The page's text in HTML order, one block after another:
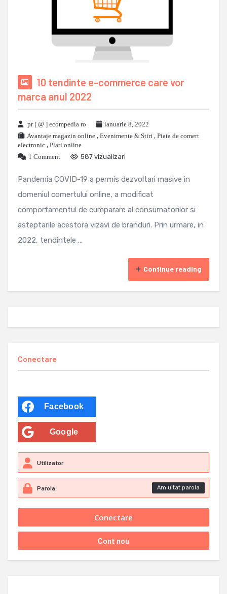
10 tendinte e-commerce care vor
marca anul 2022
pr [ @ ] ecompedia ro
ianuarie 8, 2022
Avantaje magazin online , Evenimente & Stiri , Piata de comert
electronic , Plati online
1 Comment
587 vizualizari
Pandemia COVID-19 a permis dezvoltari masive in
domeniul comertului online, a modificat
comportamentul de cumparare al consumatorilor si
asteptarile acestora vizavi de branduri. Prin urmare, in
2022, tendintele ...
Continue reading
Conectare
Facebook
Google
Am uitat parola